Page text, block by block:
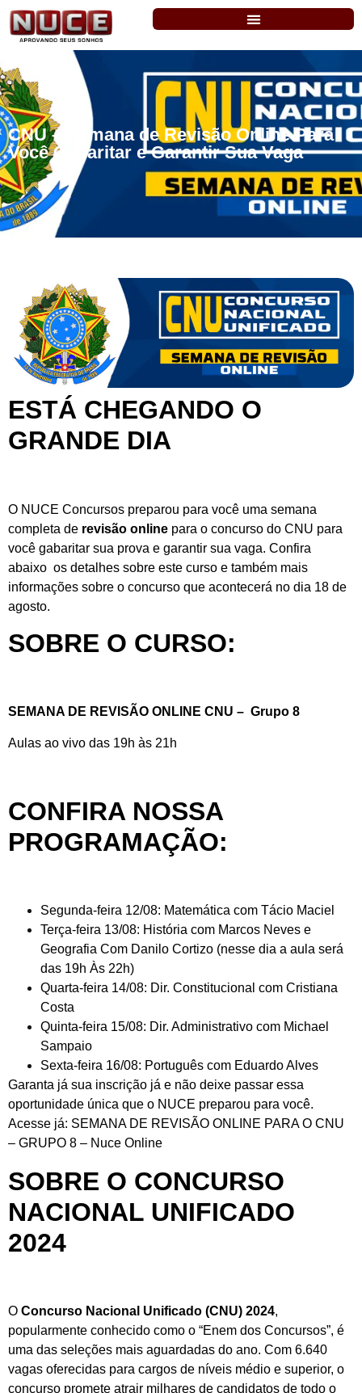
CNU – Semana de Revisão Online Para
Você Gabaritar e Garantir Sua Vaga
ESTÁ CHEGANDO O
GRANDE DIA
O NUCE Concursos preparou para você uma semana
completa de revisão online para o concurso do CNU para
você gabaritar sua prova e garantir sua vaga. Confira
abaixo os detalhes sobre este curso e também mais
informações sobre o concurso que acontecerá no dia 18 de
agosto.
SOBRE O CURSO:
SEMANA DE REVISÃO ONLINE CNU – Grupo 8
Aulas ao vivo das 19h às 21h
CONFIRA NOSSA
PROGRAMAÇÃO:
Segunda-feira 12/08: Matemática com Tácio Maciel
Terça-feira 13/08: História com Marcos Neves e
Geografia Com Danilo Cortizo (nesse dia a aula será
das 19h Às 22h)
Quarta-feira 14/08: Dir. Constitucional com Cristiana
Costa
Quinta-feira 15/08: Dir. Administrativo com Michael
Sampaio
Sexta-feira 16/08: Português com Eduardo Alves
Garanta já sua inscrição já e não deixe passar essa
oportunidade única que o NUCE preparou para você.
Acesse já: SEMANA DE REVISÃO ONLINE PARA O CNU
– GRUPO 8 – Nuce Online
SOBRE O CONCURSO
NACIONAL UNIFICADO
2024
O Concurso Nacional Unificado (CNU) 2024,
popularmente conhecido como o “Enem dos Concursos”, é
uma das seleções mais aguardadas do ano. Com 6.640
vagas oferecidas para cargos de níveis médio e superior, o
concurso promete atrair milhares de candidatos de todo o